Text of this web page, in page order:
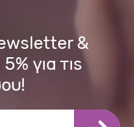
&
για τις